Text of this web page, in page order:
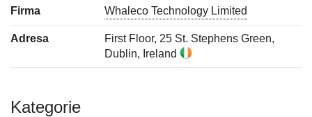
Firma Whaleco Technology Limited
Adresa
First Floor, 25 St. Stephens Green,
Dublin, Ireland
Kategorie